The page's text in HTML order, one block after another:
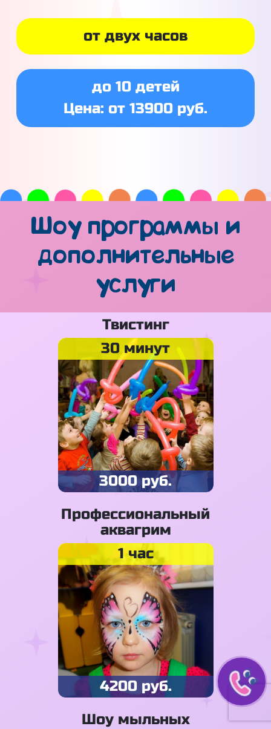
от двух часов
до 10 детей
Цена: от 13900 руб.
Шоу программы и
дополнительные
услуги
Твистинг
30 минут
3000 руб.
Профессиональный
аквагрим
1 час
4200 руб.
Шоу мыльных